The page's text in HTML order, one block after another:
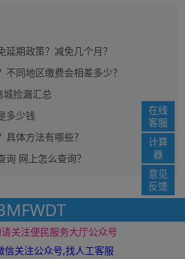
期政策？减免几个月？
同地区缴费会相差多少？
捡漏汇总
多少钱
体方法有哪些？
网上怎么查询？
权所 免责声明
网站地图
子邮件： service@12333i.com
19037363号
在线
客服
计算
器
意见
反馈
关注便民服务大厅公众号
信关注公众号,找人工客服